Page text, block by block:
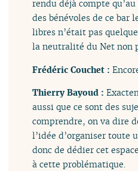
rendu déjà compte
des bénévoles de ce bar
libres n’était pas
la neutralité du Net non
Frédéric Couchet :
Thierry Bayoud :
aussi que ce sont des
comprendre, on va dire
l’idée d’organiser toute
donc de dédier cet
à cette problématique.